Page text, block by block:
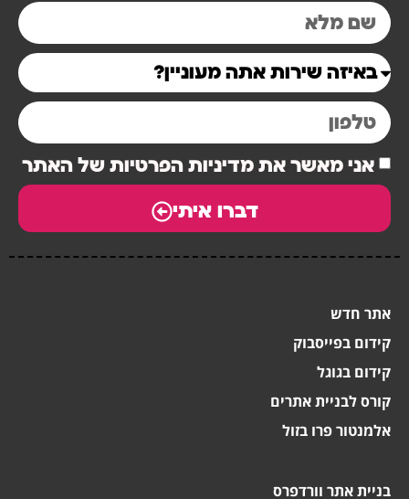
אני מאשר את מדיניות הפרטיות של האתר
דברו איתי
אתר חדש
קידום בפייסבוק
קידום בגוגל
קורס לבניית אתרים
אלמנטור פרו בזול
בניית אתר וורדפרס